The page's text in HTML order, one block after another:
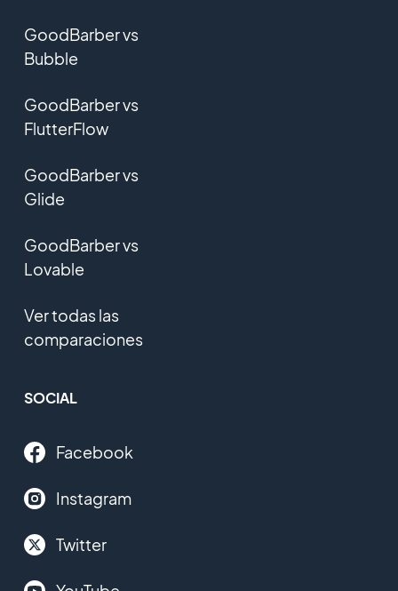
GoodBarber vs
Bubble
GoodBarber vs
FlutterFlow
GoodBarber vs
Glide
GoodBarber vs
Lovable
Ver todas las
comparaciones
SOCIAL
Facebook
Instagram
Twitter